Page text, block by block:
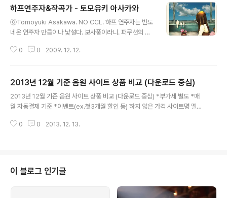
하프연주자&작곡가 - 토모유키 아사카와
ⓒTomoyuki Asakawa. NO CCL. 하프 연주자는 반도
네온 연주자 만큼이나 낯설다. 보사풍이라니. 퍼쿠션의 하
를 들을 일이 별로 없으니. 어찌되었든, 좋다. ps. 다작의
0 0 2009. 12. 12.
2013년 12월 기준 음원 사이트 상품 비교 (다운로드 중심)
2013년 12월 기준 음원 사이트 상품 비교 (다운로드 중심) *부가세 별도 *매
월 자동결제 기준 *이벤트(ex.첫3개월 할인 등) 하지 않은 가격 사이트명 멜론
500 40 7000 - - - - - 60 - 9000 - - - - 100 10000 10000 9000 94
0 0 2013. 12. 13.
이 블로그 인기글